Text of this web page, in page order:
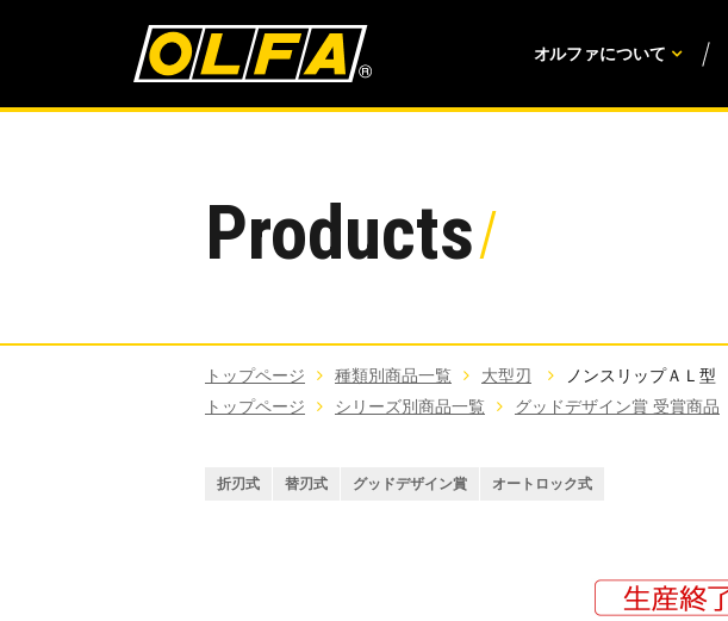
オルファについて
Products
トップページ 種類別商品一覧 大型刃
ノンスリップＡＬ型
トップページ
シリーズ別商品一覧 グッドデザイン賞 受賞商品
折刃式 替刃式 グッドデザイン賞 オートロック式